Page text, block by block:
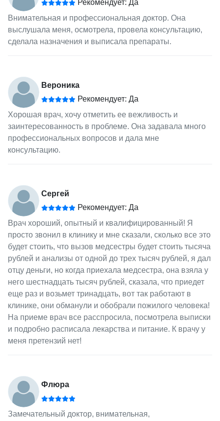
Рекомендует: Да
Внимательная и профессиональная доктор. Она
выслушала меня, осмотрела, провела консультацию,
сделала назначения и выписала препараты.
Вероника
Рекомендует: Да
Хорошая врач, хочу отметить ее вежливость и
заинтересованность в проблеме. Она задавала много
профессиональных вопросов и дала мне
консультацию.
Сергей
Рекомендует: Да
Врач хороший, опытный и квалифицированный! Я
просто звонил в клинику и мне сказали, сколько все это
будет стоить, что вызов медсестры будет стоить тысяча
рублей и анализы от одной до трех тысяч рублей, я дал
отцу деньги, но когда приехала медсестра, она взяла у
него шестнадцать тысяч рублей, сказала, что приедет
еще раз и возьмет тринадцать, вот так работают в
клинике, они обманули и обобрали пожилого человека!
На приеме врач все расспросила, посмотрела выписки
и подробно расписала лекарства и питание. К врачу у
меня претензий нет!
Флюра
Замечательный доктор, внимательная,